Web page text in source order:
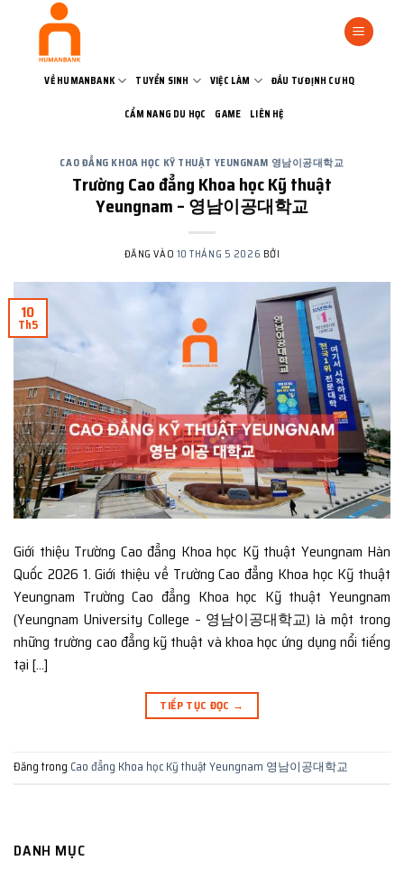
VỀ HUMANBANK TUYỂN SINH VIỆC LÀM ĐẦU TƯ ĐỊNH CƯ HQ
CẨM NANG DU HỌC GAME LIÊN HỆ
CAO ĐẲNG KHOA HỌC KỸ THUẬT YEUNGNAM 영남이공대학교
Trường Cao đẳng Khoa học Kỹ thuật
Yeungnam – 영남이공대학교
ĐĂNG VÀO 10 THÁNG 5 2026 BỞI
10
Th5
Giới thiệu Trường Cao đẳng Khoa học Kỹ thuật Yeungnam Hàn
Quốc 2026 1. Giới thiệu về Trường Cao đẳng Khoa học Kỹ thuật
Yeungnam Trường Cao đẳng Khoa học Kỹ thuật Yeungnam
(Yeungnam University College – 영남이공대학교) là một trong
những trường cao đẳng kỹ thuật và khoa học ứng dụng nổi tiếng
tại […]
TIẾP TỤC ĐỌC →
Đăng trong Cao đẳng Khoa học Kỹ thuật Yeungnam 영남이공대학교
DANH MỤC